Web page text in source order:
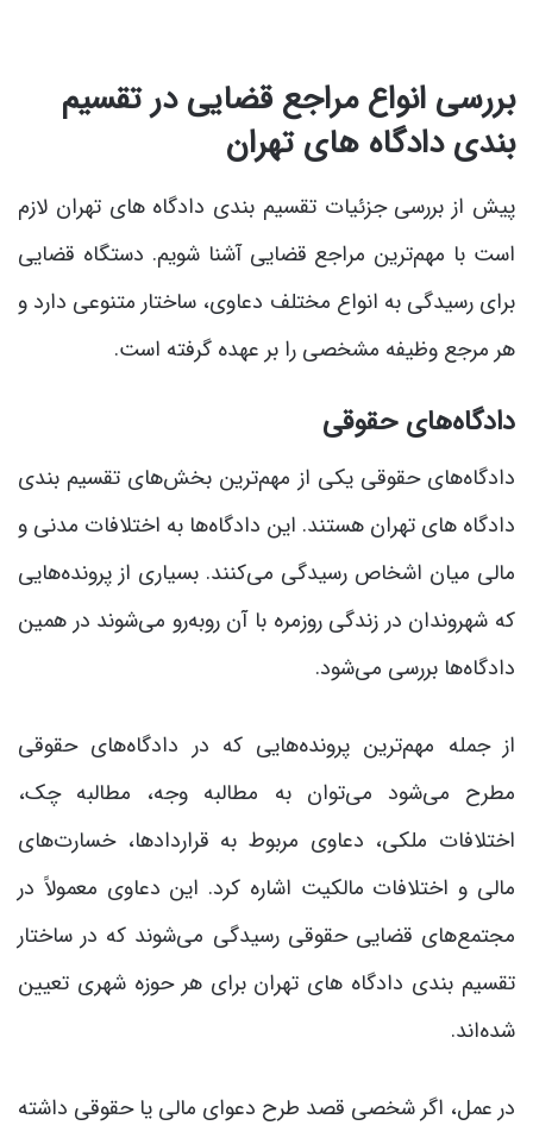
بررسی انواع مراجع قضایی در تقسیم
بندی دادگاه های تهران
پیش از بررسی جزئیات تقسیم بندی دادگاه های تهران لازم
است با مهم‌ترین مراجع قضایی آشنا شویم. دستگاه قضایی
برای رسیدگی به انواع مختلف دعاوی، ساختار متنوعی دارد و
هر مرجع وظیفه مشخصی را بر عهده گرفته است.
دادگاه‌های حقوقی
دادگاه‌های حقوقی یکی از مهم‌ترین بخش‌های تقسیم بندی
دادگاه های تهران هستند. این دادگاه‌ها به اختلافات مدنی و
مالی میان اشخاص رسیدگی می‌کنند. بسیاری از پرونده‌هایی
که شهروندان در زندگی روزمره با آن روبه‌رو می‌شوند در همین
دادگاه‌ها بررسی می‌شود.
از جمله مهم‌ترین پرونده‌هایی که در دادگاه‌های حقوقی
مطرح می‌شود می‌توان به مطالبه وجه، مطالبه چک،
اختلافات ملکی، دعاوی مربوط به قراردادها، خسارت‌های
مالی و اختلافات مالکیت اشاره کرد. این دعاوی معمولاً در
مجتمع‌های قضایی حقوقی رسیدگی می‌شوند که در ساختار
تقسیم بندی دادگاه های تهران برای هر حوزه شهری تعیین
شده‌اند.
در عمل، اگر شخصی قصد طرح دعوای مالی یا حقوقی داشته